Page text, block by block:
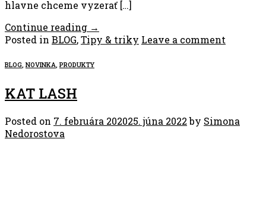
hlavne chceme vyzerať […]
Continue reading →
Posted in BLOG,Tipy & triky Leave a comment
BLOG, NOVINKA, PRODUKTY
KAT LASH
Posted on 7. februára 202025. júna 2022by Simona
Nedorostova